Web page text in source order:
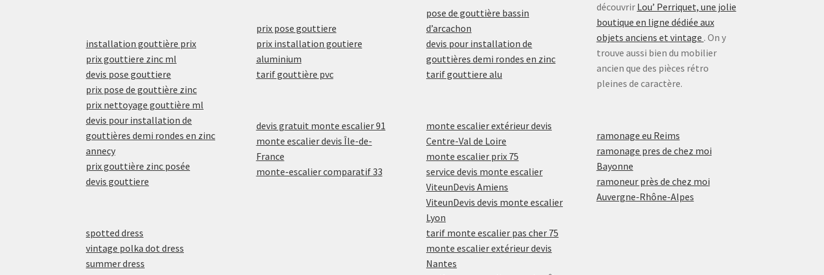
installation gouttière prix
prix gouttiere zinc ml
devis pose gouttiere
prix pose de gouttière zinc
prix nettoyage gouttière ml
devis pour installation de
gouttières demi rondes en zinc
annecy
prix gouttière zinc posée
devis gouttiere
spotted dress
vintage polka dot dress
summer dress
prix pose gouttiere
prix installation goutiere
aluminium
tarif gouttière pvc
devis gratuit monte escalier 91
monte escalier devis Île-de-
France
monte-escalier comparatif 33
pose de gouttière bassin
d’arcachon
devis pour installation de
gouttières demi rondes en zinc
tarif gouttiere alu
monte escalier extérieur devis
Centre-Val de Loire
monte escalier prix 75
service devis monte escalier
ViteunDevis Amiens
ViteunDevis devis monte escalier
Lyon
tarif monte escalier pas cher 75
monte escalier extérieur devis
Nantes
découvrir Lou’ Perriquet, une jolie
boutique en ligne dédiée aux
objets anciens et vintage . On y
trouve aussi bien du mobilier
ancien que des pièces rétro
pleines de caractère.
ramonage eu Reims
ramonage pres de chez moi
Bayonne
ramoneur près de chez moi
Auvergne-Rhône-Alpes